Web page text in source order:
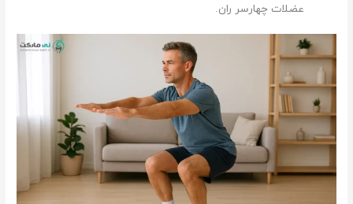
عضلات چهارسر ران.